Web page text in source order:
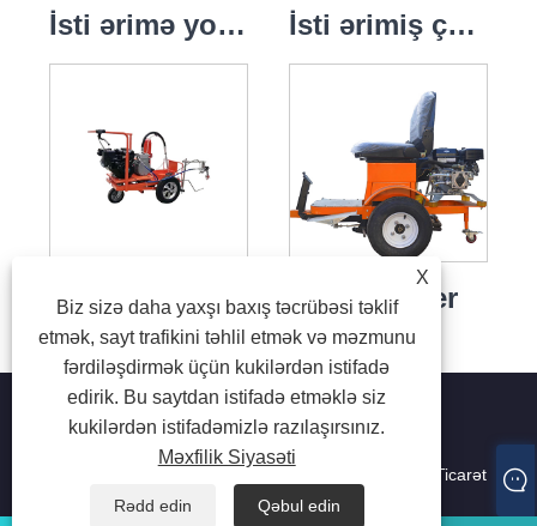
İsti ərimə yol nişanlama maşını İsti ərimiş çaydan
Yüksək Təzyiqli Havasız Soyuq Boya Yol İşarələmə Maşını Linedriver
X
Biz sizə daha yaxşı baxış təcrübəsi təklif
etmək, sayt trafikini təhlil etmək və məzmunu
fərdiləşdirmək üçün kukilərdən istifadə
edirik. Bu saytdan istifadə etməklə siz
kukilərdən istifadəmizlə razılaşırsınız.
Məxfilik Siyasəti
Rədd edin Qəbul edin
Müəllif hüquqları © 2024 Guangzhou Deport Comsen Ticarət
Co, Ltd. Bütün hüquqlar qorunur.